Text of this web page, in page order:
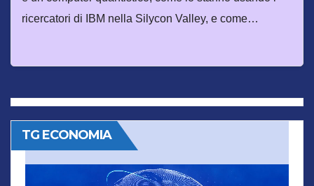
ricercatori di IBM nella Silycon Valley, e come…
TG ECONOMIA